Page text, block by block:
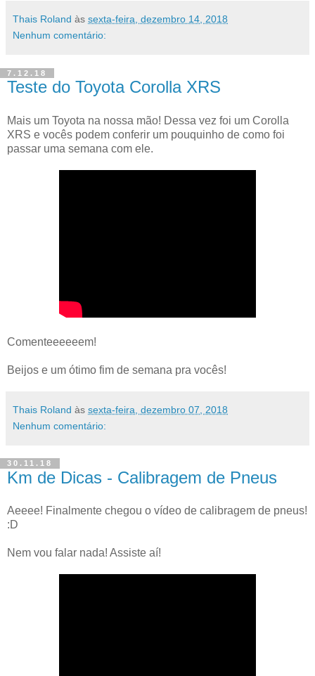
Thais Roland às sexta-feira, dezembro 14, 2018
Nenhum comentário:
7.12.18
Teste do Toyota Corolla XRS
Mais um Toyota na nossa mão! Dessa vez foi um Corolla
XRS e vocês podem conferir um pouquinho de como foi
passar uma semana com ele.
Comenteeeeeem!
Beijos e um ótimo fim de semana pra vocês!
Thais Roland às sexta-feira, dezembro 07, 2018
Nenhum comentário:
30.11.18
Km de Dicas - Calibragem de Pneus
Aeeee! Finalmente chegou o vídeo de calibragem de pneus!
:D
Nem vou falar nada! Assiste aí!